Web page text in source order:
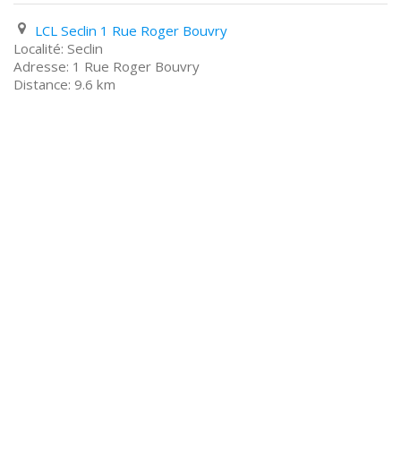
LCL Seclin 1 Rue Roger Bouvry
Seclin
1 Rue Roger Bouvry
9.6 km